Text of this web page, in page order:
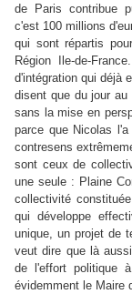
de Paris contribue
c'est 100 millions
qui sont répartis
Région Ile-de-
d'intégration qui déjà
disent que du jour au
sans la mise en
parce que Nicolas
contresens
sont ceux de
une seule : Plaine
collectivité
qui développe
unique, un projet de
veut dire que là
de l'effort politique
évidemment le Maire